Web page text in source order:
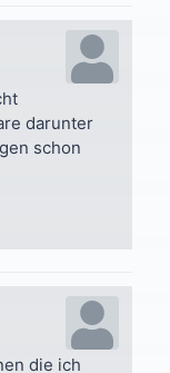
darunter
schon
die ich